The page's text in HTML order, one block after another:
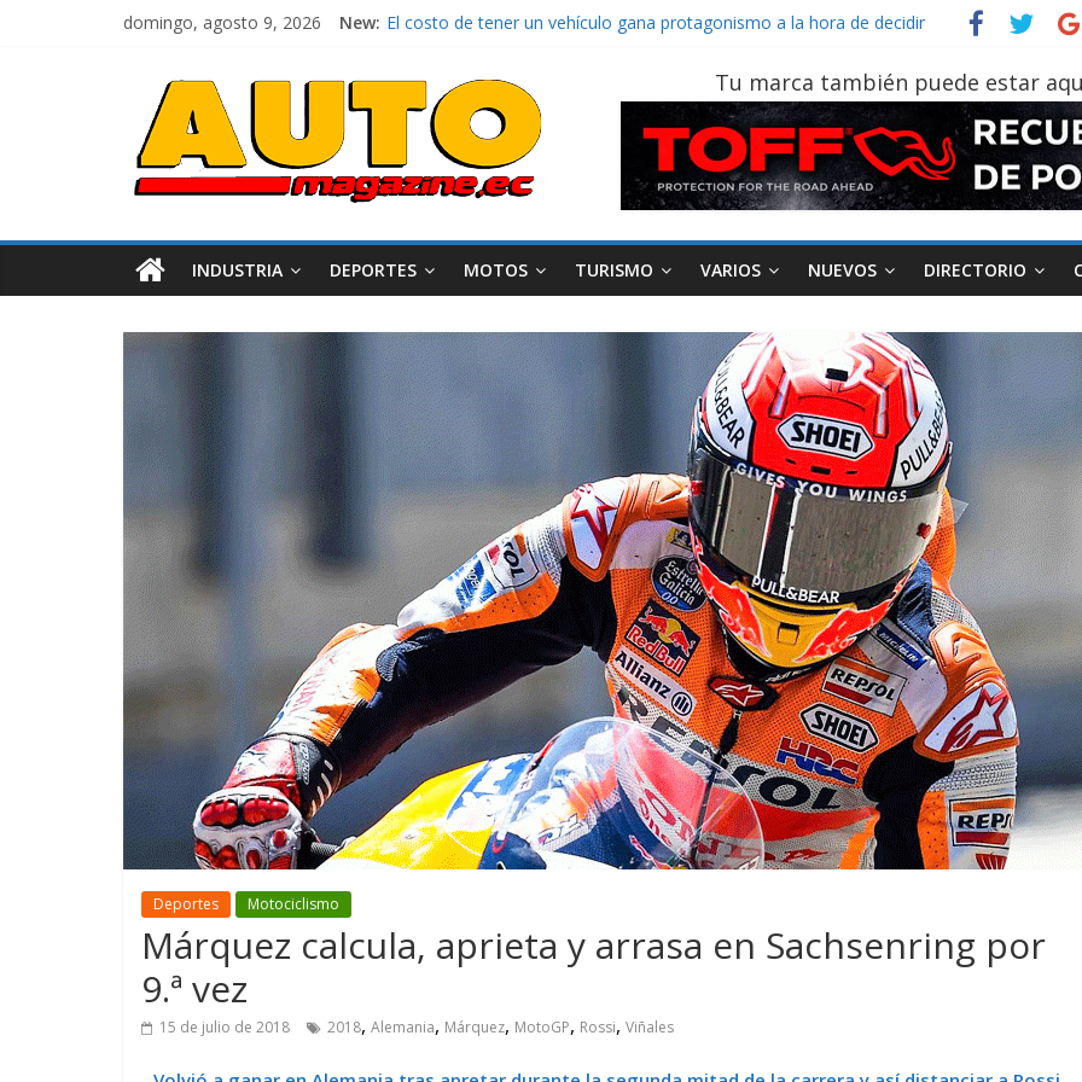
domingo, agosto 9, 2026 New: La FEDAK recibe 12 Sinotruk Bolden para cubrir las rutas de La Vuelta
Mercado automotor ecuatoriano creció un 28% en julio de 2026
¿Qué puede pasar con tu vehículo si permanece varios días sin usar?
La Vuelta al Ecuador 2026, edición 47ª, recorre 7 provincias en 8 días
Tu marca también puede estar
INDUSTRIA DEPORTES MOTOS TURISMO VARIOS NUEVOS DIRECTORIO
Deportes Motociclismo
Márquez calcula, aprieta y arrasa en Sachsenring por
9.ª vez
15 de julio de 2018 2018, Alemania, Márquez, MotoGP, Rossi, Viñales
Movilidad Varios
GM reafirma su
compromiso con movilidad
más segura y conectada
Movilidad Turismo Varios
¿Qué puede pasar con tu
vehículo si permanece
varios días sin usar?
AEADE Industria Motociclismo
Movilidad
Campaña busca cambiar
destino de los
en la región